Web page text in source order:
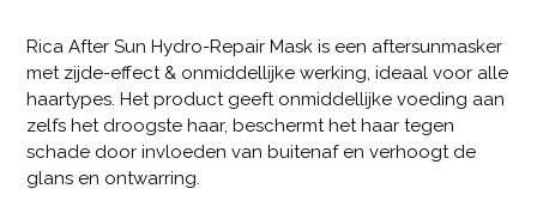
Rica After Sun Hydro-Repair Mask is een aftersunmasker
met zijde-effect & onmiddellijke werking, ideaal voor alle
haartypes. Het product geeft onmiddellijke voeding aan
zelfs het droogste haar, beschermt het haar tegen
schade door invloeden van buitenaf en verhoogt de
glans en ontwarring.